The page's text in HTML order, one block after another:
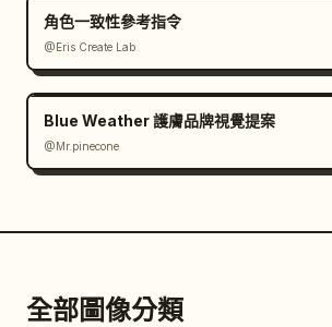
角色一致性參考指令
@Eris Create Lab
Blue Weather 護膚品牌視覺提案
@Mr.pinecone
全部圖像分類